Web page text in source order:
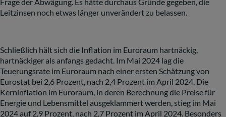
Frage der Abwägung. Es hätte durchaus Gründe gegeben, die
Leitzinsen noch etwas länger unverändert zu belassen.
Schließlich hält sich die Inflation im Euroraum hartnäckig,
hartnäckiger als anfangs gedacht. Im Mai 2024 lag die
Teuerungsrate im Euroraum nach einer ersten Schätzung von
Eurostat bei 2,6 Prozent, nach 2,4 Prozent im April 2024. Die
Kerninflation im Euroraum, in deren Berechnung die Preise für
Energie und Lebensmittel ausgeklammert werden, stieg im Mai
2024 auf 2,9 Prozent, nach 2,7 Prozent im April 2024. Besonders